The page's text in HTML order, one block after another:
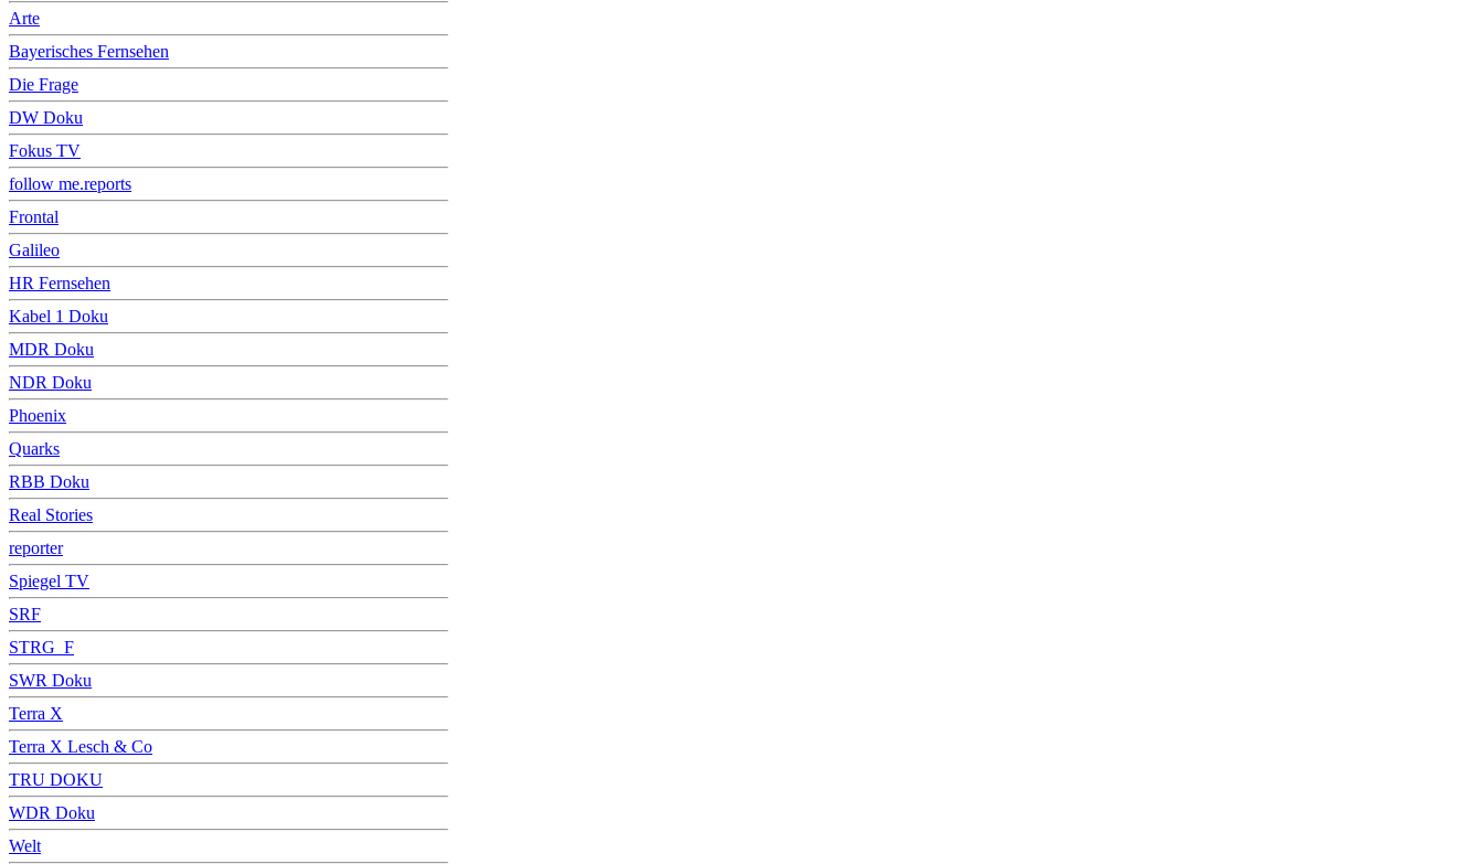
Arte
Bayerisches Fernsehen
Die Frage
DW Doku
Fokus TV
follow me.reports
Frontal
Galileo
HR Fernsehen
Kabel 1 Doku
MDR Doku
NDR Doku
Phoenix
Quarks
RBB Doku
Real Stories
reporter
Spiegel TV
SRF
STRG_F
SWR Doku
Terra X
Terra X Lesch & Co
TRU DOKU
WDR Doku
Welt